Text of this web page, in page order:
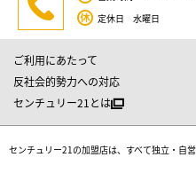
定休日 水曜日
ご利用にあたって
反社会的勢力への対応
センチュリー21とは
センチュリー21の加盟店は、すべて独立・自営